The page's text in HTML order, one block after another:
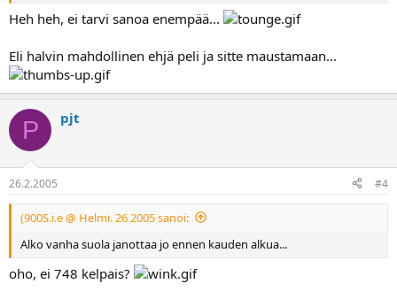
Heh heh, ei tarvi sanoa enempää...
Eli halvin mahdollinen ehjä peli ja sitte maustamaan...
P pjt
26.2.2005 #4
(900S.i.e @ Helmi. 26 2005 sanoi:
Alko vanha suola janottaa jo ennen kauden alkua...
oho, ei 748 kelpais?